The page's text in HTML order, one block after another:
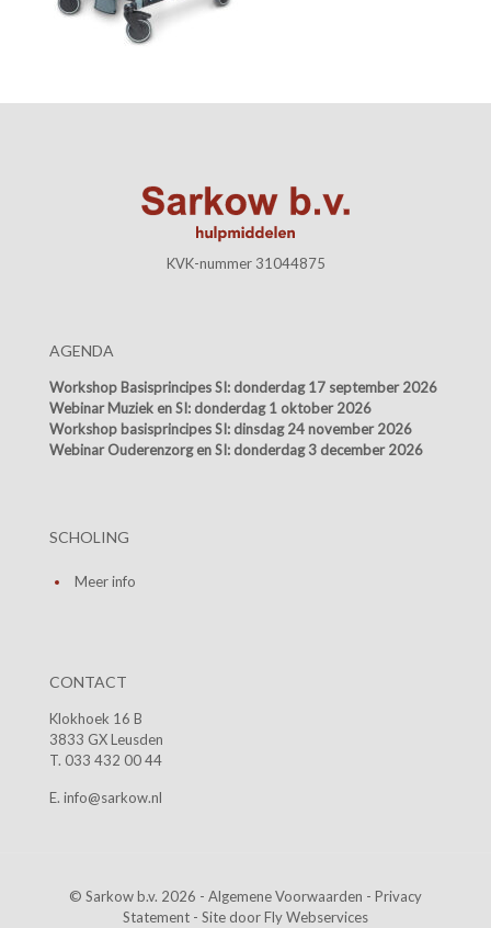
KVK-nummer 31044875
AGENDA
Workshop Basisprincipes SI: donderdag 17 september 2026
Webinar Muziek en SI: donderdag 1 oktober 2026
Workshop basisprincipes SI: dinsdag 24 november 2026
Webinar Ouderenzorg en SI: donderdag 3 december 2026
SCHOLING
Meer info
CONTACT
Klokhoek 16 B
3833 GX Leusden
T. 033 432 00 44
E. info@sarkow.nl
© Sarkow b.v. 2026 - Algemene Voorwaarden - Privacy
Statement - Site doorFly Webservices